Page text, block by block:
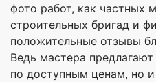
фото работ, как частных
строительных бригад и
положительные отзывы
Ведь мастера
по доступным ценам, но